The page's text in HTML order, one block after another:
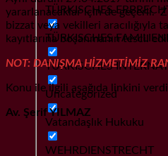
TÜRKISCHES
TÜRKISCHES
TÜRKISCHES
Uncategorized
Vatandaşlık Hukuku
WEHRDIENSTRECHT
yararlanacaklar için de geçerli.
bizzat veya vekilleri aracılığıyla
kayıtlarına boşanmanın tescil
NOT: DANIŞMA HİZMETİMİZ
Konu ile ilgili aşağıda linkini
Av. Şerif YILMAZ